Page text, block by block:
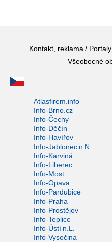
Kontakt, reklama /
Všeobecné
Atlasfirem.info
Info-Brno.cz
Info-Čechy
Info-Děčín
Info-Havířov
Info-Jablonec n.N.
Info-Karviná
Info-Liberec
Info-Most
Info-Opava
Info-Pardubice
Info-Praha
Info-Prostějov
Info-Teplice
Info-Ústí n.L.
Info-Vysočina